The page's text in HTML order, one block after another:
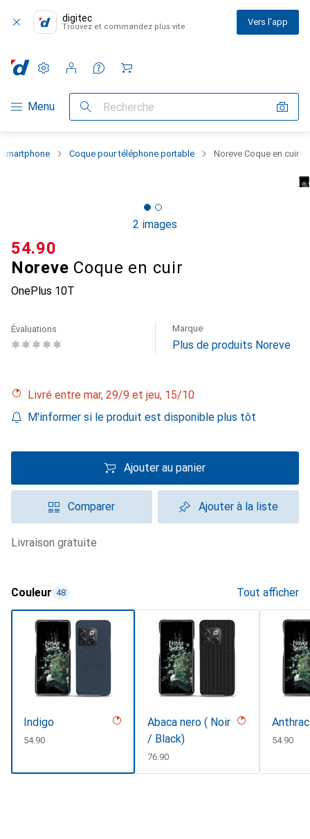
digitec
Trouvez et commandez plus vite Vers l'app
Navigation par catégorie
Menu Recherche
Paramètres
Compte client
Listes de comparaison
Listes d'envies
Panier
Coque pour téléphone portable Noreve Coque en cuir
2 images
Noreve Coque en cuir
OnePlus 10T
CHF
54.90
Évaluations Marque
Plus de produits Noreve
Livré entre mar, 29/9 et jeu, 15/10
M'informer si le produit est disponible plus tôt
Ajouter au panier
Comparer Ajouter à la liste
livraison gratuite
Couleur 48 Tout afficher
Indigo
CHF
54.90
Abaca nero ( Noir
/ Black)
CHF
76.90
CHF
54.90